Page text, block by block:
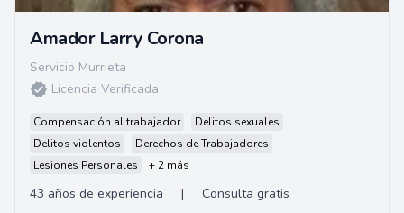
Amador Larry Corona
Servicio Murrieta
Licencia Verificada
Compensación al trabajador
Delitos sexuales
Delitos violentos
Derechos de Trabajadores
Lesiones Personales
+ 2 más
43 años de experiencia |
Consulta gratis